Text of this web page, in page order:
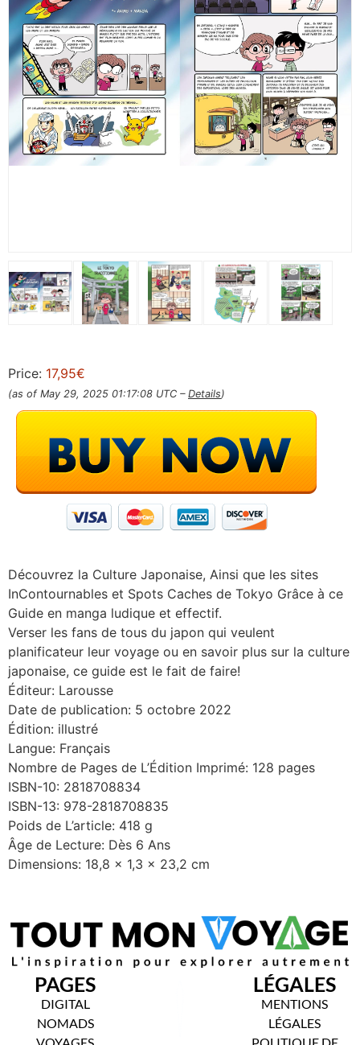
Price: 17,95€
(as of May 29, 2025 01:17:08 UTC – Details)
Découvrez la Culture Japonaise, Ainsi que les sites
InContournables et Spots Caches de Tokyo Grâce à ce
Guide en manga ludique et effectif.
Verser les fans de tous du japon qui veulent
planificateur leur voyage ou en savoir plus sur la culture
japonaise, ce guide est le fait de faire!
Éditeur: Larousse
Date de publication: 5 octobre 2022
Édition: illustré
Langue: Français
Nombre de Pages de L’Édition Imprimé: 128 pages
ISBN-10: 2818708834
ISBN-13: 978-2818708835
Poids de L’article: 418 g
Âge de Lecture: Dès 6 Ans
Dimensions: 18,8 x 1,3 x 23,2 cm
PAGES
DIGITAL
NOMADS
LÉGALES
MENTIONS
LÉGALES